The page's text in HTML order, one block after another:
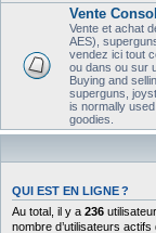
Vente
Vente et achat
AES),
vendez ici tout
ou dans ou sur
Buying and
superguns,
is normally
goodies.
QUI EST EN LIGNE ?
Au total, il y a 236
nombre d’utilisateurs